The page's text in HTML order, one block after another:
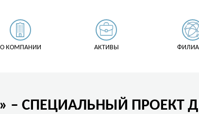
О КОМПАНИИ АКТИВЫ
– СПЕЦИАЛЬНЫЙ ПРОЕКТ